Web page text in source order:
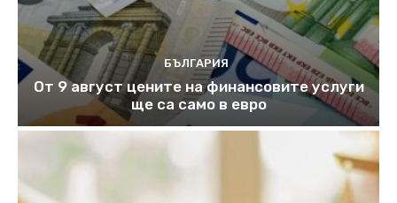
БЪЛГАРИЯ
От 9 август цените на финансовите услуги
ще са само в евро